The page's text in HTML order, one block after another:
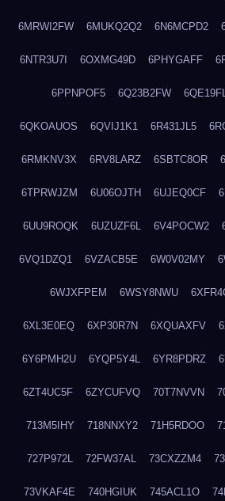
6MRWI2FW 6MUKQ2Q2 6N6MCPD2
6NTR3U7I 6OXMG49D 6PHYGAFF
6PPNPOF5 6Q23B2FW
6QKOAUOS 6QVIJ1K1 6R431JL5
6RMKNV3X 6RV8LARZ 6SBTC8OR
6TPRWJZM 6U06OJTH 6UJEQ0CF
6UU9ROQK 6UZUZF6L 6V4POCW2
6VQ1DZQ1 6VZACB5E 6W0V02MY
6WJXFPEM 6WSY8NWU
6XL3E0EQ 6XP30R7N 6XQUAXFV
6Y6PMH2U 6YQP5Y4L 6YR8PDRZ
6ZT4UC5F 6ZYCUFVQ 70T7NVVN
713M5IHY 718NNXY2 71H5RDOO
727P972L 72FW37AL 73CXZZM4
73VKAF4E 740HGIUK 745ACL1O